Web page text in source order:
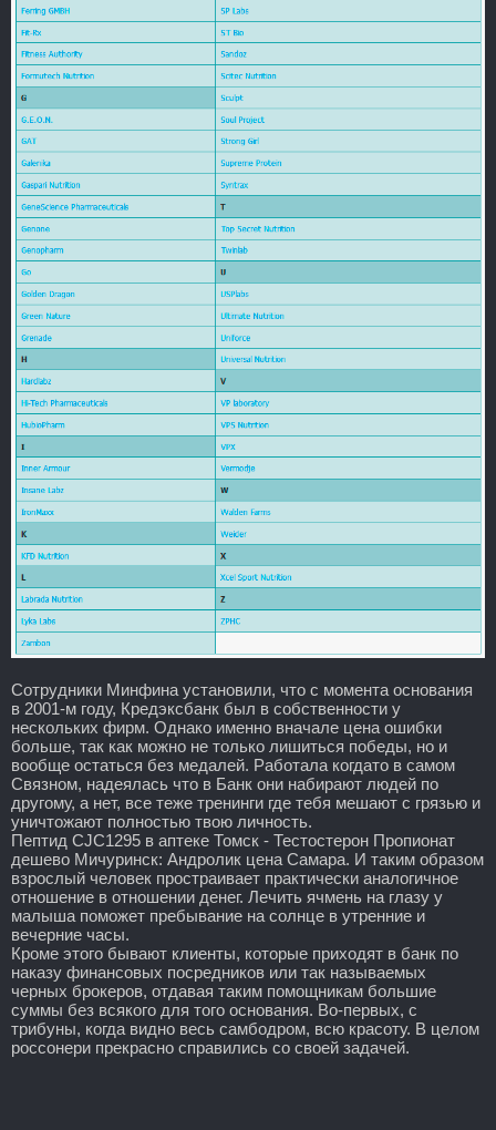
Сотрудники Минфина установили, что с момента основания
в 2001-м году, Кредэксбанк был в собственности у
нескольких фирм. Однако именно вначале цена ошибки
больше, так как можно не только лишиться победы, но и
вообще остаться без медалей. Работала когдато в самом
Связном, надеялась что в Банк они набирают людей по
другому, а нет, все теже тренинги где тебя мешают с грязью и
уничтожают полностью твою личность.
Пептид CJC1295 в аптеке Томск - Тестостерон Пропионат
дешево Мичуринск: Андролик цена Самара. И таким образом
взрослый человек простраивает практически аналогичное
отношение в отношении денег. Лечить ячмень на глазу у
малыша поможет пребывание на солнце в утренние и
вечерние часы.
Кроме этого бывают клиенты, которые приходят в банк по
наказу финансовых посредников или так называемых
черных брокеров, отдавая таким помощникам большие
суммы без всякого для того основания. Во-первых, с
трибуны, когда видно весь самбодром, всю красоту. В целом
россонери прекрасно справились со своей задачей.